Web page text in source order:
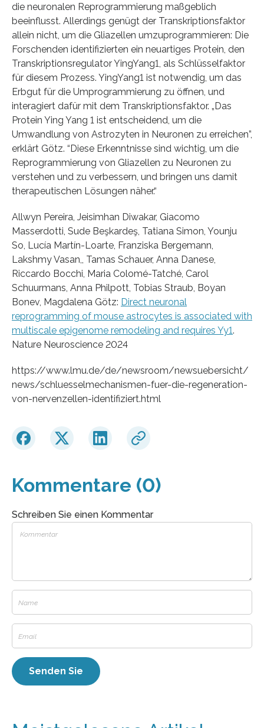
die neuronalen Reprogrammierung maßgeblich
beeinflusst. Allerdings genügt der Transkriptionsfaktor
allein nicht, um die Gliazellen umzuprogrammieren: Die
Forschenden identifizierten ein neuartiges Protein, den
Transkriptionsregulator YingYang1, als Schlüsselfaktor
für diesem Prozess. YingYang1 ist notwendig, um das
Erbgut für die Umprogrammierung zu öffnen, und
interagiert dafür mit dem Transkriptionsfaktor. „Das
Protein Ying Yang 1 ist entscheidend, um die
Umwandlung von Astrozyten in Neuronen zu erreichen”,
erklärt Götz. “Diese Erkenntnisse sind wichtig, um die
Reprogrammierung von Gliazellen zu Neuronen zu
verstehen und zu verbessern, und bringen uns damit
therapeutischen Lösungen näher.“
Allwyn Pereira, Jeisimhan Diwakar, Giacomo
Masserdotti, Sude Beşkardeş, Tatiana Simon, Younju
So, Lucía Martín-Loarte, Franziska Bergemann,
Lakshmy Vasan,, Tamas Schauer, Anna Danese,
Riccardo Bocchi, Maria Colomé-Tatché, Carol
Schuurmans, Anna Philpott, Tobias Straub, Boyan
Bonev, Magdalena Götz: Direct neuronal
reprogramming of mouse astrocytes is associated with
multiscale epigenome remodeling and requires Yy1.
Nature Neuroscience 2024
https://www.lmu.de/de/newsroom/newsuebersicht/
news/schluesselmechanismen-fuer-die-regeneration-
von-nervenzellen-identifiziert.html
Kommentare (0)
Schreiben Sie einen Kommentar